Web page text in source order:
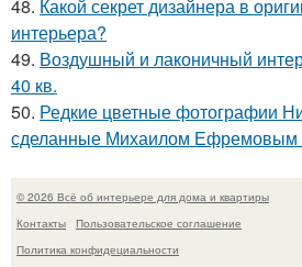
48. Какой секрет дизайнера в
интерьера?
49. Воздушный и лаконичный
40 кв.
50. Редкие цветные фотографии
сделанные Михаилом Ефремовым
© 2026 Всё об интерьере для дома и квартиры
Контакты
Пользовательское соглашение
Политика конфидециальности